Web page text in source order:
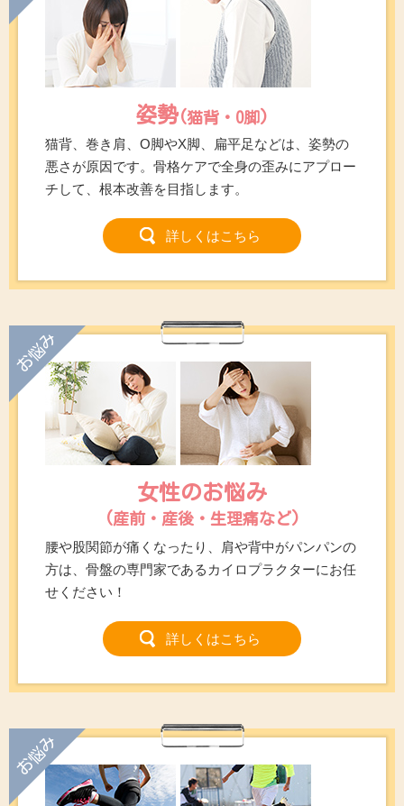
姿勢(猫背・O脚)
猫背、巻き肩、O脚やX脚、扁平足などは、姿勢の
悪さが原因です。骨格ケアで全身の歪みにアプロー
チして、根本改善を目指します。
詳しくはこちら
お悩み
女性のお悩み
(産前・産後・生理痛など)
腰や股関節が痛くなったり、肩や背中がパンパンの
方は、骨盤の専門家であるカイロプラクターにお任
せください！
詳しくはこちら
お悩み